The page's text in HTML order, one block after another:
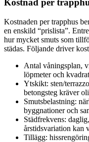
Kostnad per
Kostnaden per trapphus
en enskild “prislista”.
hur mycket smuts som
städas. Följande driver
Antal våningsplan,
löpmeter och
Ytskikt: sten/
betongsteg kräver
Smutsbelastning:
byggnationer och
Städfrekvens:
årstidsvariation kan
Tillägg: